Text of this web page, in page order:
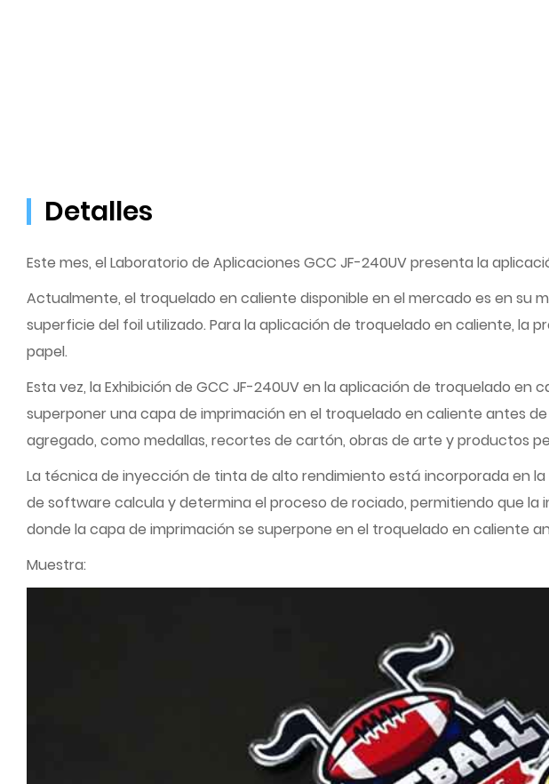
Detalles
Este mes, el Laboratorio de Aplicaciones GCC JF-240UV presenta la
Actualmente, el troquelado en caliente disponible en el mercado es en su
superficie del foil utilizado. Para la aplicación de troquelado en caliente, la
papel.
Esta vez, la Exhibición de GCC JF-240UV en la aplicación de troquelado
superponer una capa de imprimación en el troquelado en caliente antes
agregado, como medallas, recortes de cartón, obras de arte y productos
La técnica de inyección de tinta de alto rendimiento está incorporada en
de software calcula y determina el proceso de rociado, permitiendo que
donde la capa de imprimación se superpone en el troquelado en caliente
Muestra: